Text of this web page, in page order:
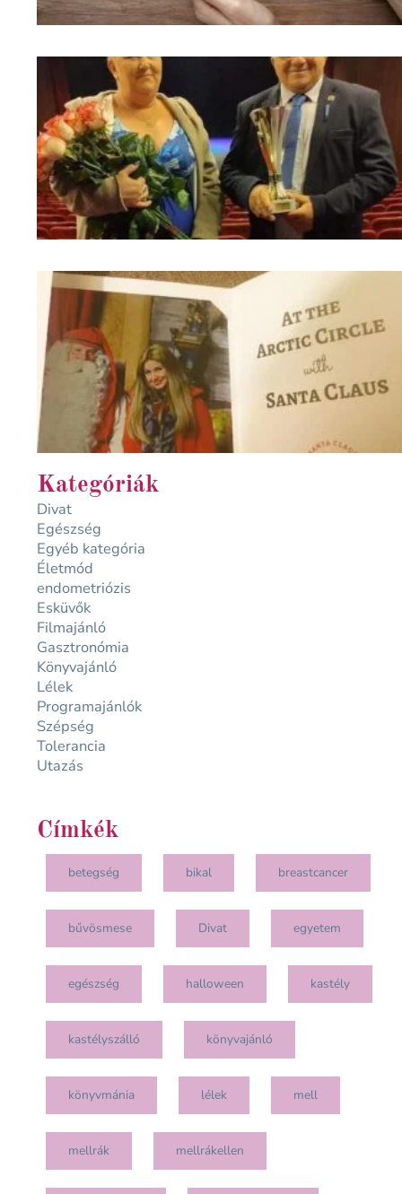
Kategóriák
Divat
Egészség
Egyéb kategória
Életmód
endometriózis
Esküvők
Filmajánló
Gasztronómia
Könyvajánló
Lélek
Programajánlók
Szépség
Tolerancia
Utazás
Címkék
betegség bikal breastcancer
bűvösmese Divat egyetem
egészség halloween kastély
kastélyszálló könyvajánló
könyvmánia lélek mell
mellrák mellrákellen